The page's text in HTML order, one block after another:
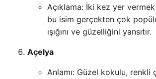
Açıklama: İki kez yer
bu isim gerçekten çok
ışığını ve güzelliğini yansıtır.
Açelya
Anlamı: Güzel kokulu, renkli